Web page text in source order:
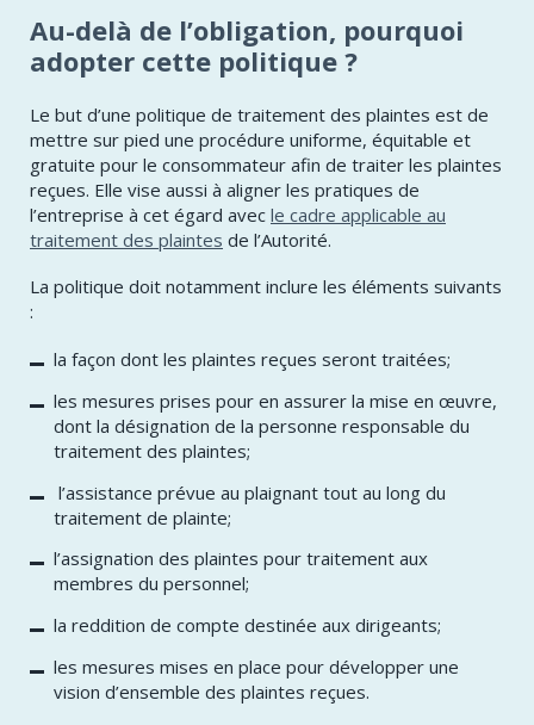
Au-delà de l’obligation, pourquoi
adopter cette politique ?
Le but d’une politique de traitement des plaintes est de
mettre sur pied une procédure uniforme, équitable et
gratuite pour le consommateur afin de traiter les plaintes
reçues. Elle vise aussi à aligner les pratiques de
l’entreprise à cet égard avec le cadre applicable au
traitement des plaintes de l’Autorité.
La politique doit notamment inclure les éléments suivants
:
la façon dont les plaintes reçues seront traitées;
les mesures prises pour en assurer la mise en œuvre,
dont la désignation de la personne responsable du
traitement des plaintes;
l’assistance prévue au plaignant tout au long du
traitement de plainte;
l’assignation des plaintes pour traitement aux
membres du personnel;
la reddition de compte destinée aux dirigeants;
les mesures mises en place pour développer une
vision d’ensemble des plaintes reçues.